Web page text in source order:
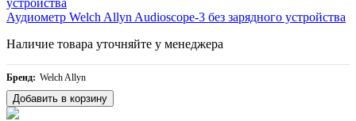
Аудиометр Welch Allyn Audioscope-3 без зарядного устройства
Наличие товара уточняйте у менеджера
Бренд: Welch Allyn
Добавить в корзину